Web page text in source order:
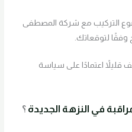
التركيب مع شركة المصطفى
وفقًا لتوقعاتك.
قليلاً اعتمادًا على سياسة
في النزهة الجديدة ؟